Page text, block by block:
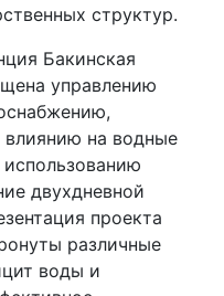
структур.
Бакинская
управлению
влиянию на водные
двухдневной
проекта
различные
воды и